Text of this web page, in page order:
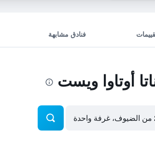
فنادق مشابهة
أوتاوا ويست